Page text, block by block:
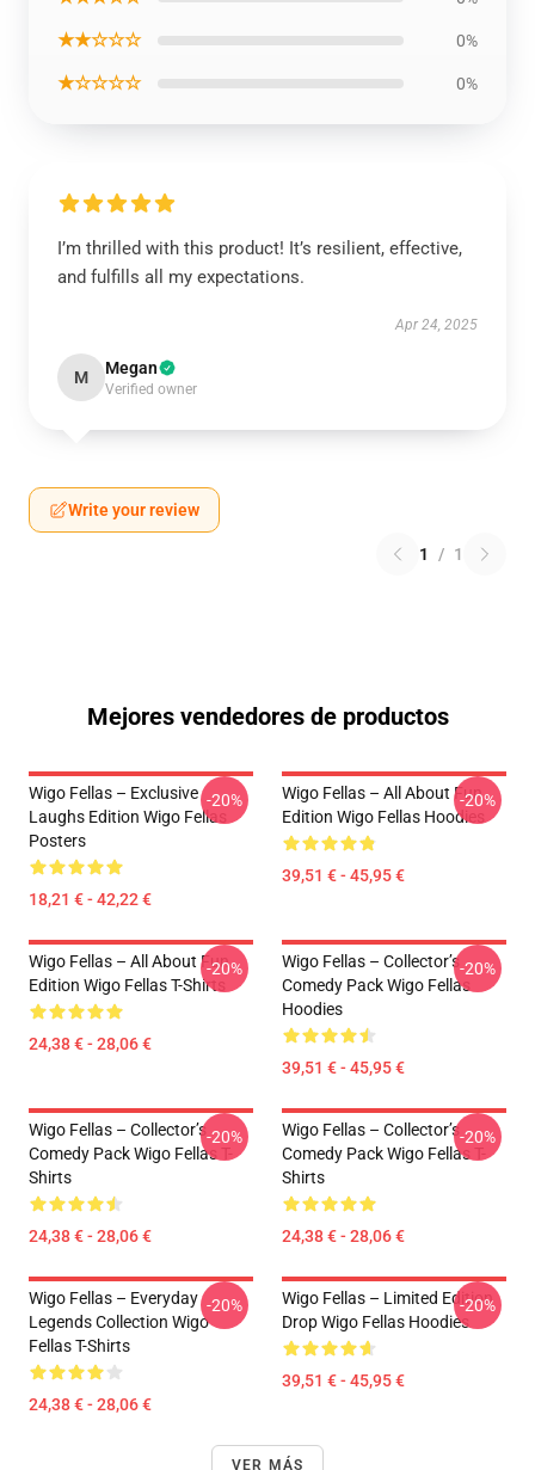
★★☆☆☆ 0%
★☆☆☆☆ 0%
I’m thrilled with this product! It’s resilient, effective,
and fulfills all my expectations.
Apr 24, 2025
M Megan
Verified owner
Write your review
1 / 1
Mejores vendedores de productos
Wigo Fellas – Exclusive
Laughs Edition Wigo Fellas
Posters
18,21 € - 42,22 €
-20%
Wigo Fellas – All About Fun
Edition Wigo Fellas Hoodies
39,51 € - 45,95 €
-20%
Wigo Fellas – All About Fun
Edition Wigo Fellas T-Shirts
24,38 € - 28,06 €
-20%
Wigo Fellas – Collector’s
Comedy Pack Wigo Fellas
Hoodies
39,51 € - 45,95 €
-20%
Wigo Fellas – Collector’s
Comedy Pack Wigo Fellas T-
Shirts
24,38 € - 28,06 €
-20%
Wigo Fellas – Collector’s
Comedy Pack Wigo Fellas T-
Shirts
24,38 € - 28,06 €
-20%
Wigo Fellas – Everyday
Legends Collection Wigo
Fellas T-Shirts
24,38 € - 28,06 €
-20%
Wigo Fellas – Limited Edition
Drop Wigo Fellas Hoodies
39,51 € - 45,95 €
-20%
VER MÁS